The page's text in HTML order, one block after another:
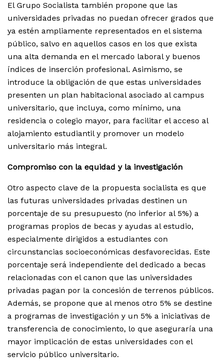
El Grupo Socialista también propone que las
universidades privadas no puedan ofrecer grados que
ya estén ampliamente representados en el sistema
público, salvo en aquellos casos en los que exista
una alta demanda en el mercado laboral y buenos
índices de inserción profesional. Asimismo, se
introduce la obligación de que estas universidades
presenten un plan habitacional asociado al campus
universitario, que incluya, como mínimo, una
residencia o colegio mayor, para facilitar el acceso al
alojamiento estudiantil y promover un modelo
universitario más integral.
Compromiso con la equidad y la investigación
Otro aspecto clave de la propuesta socialista es que
las futuras universidades privadas destinen un
porcentaje de su presupuesto (no inferior al 5%) a
programas propios de becas y ayudas al estudio,
especialmente dirigidos a estudiantes con
circunstancias socioeconómicas desfavorecidas. Este
porcentaje será independiente del dedicado a becas
relacionadas con el canon que las universidades
privadas pagan por la concesión de terrenos públicos.
Además, se propone que al menos otro 5% se destine
a programas de investigación y un 5% a iniciativas de
transferencia de conocimiento, lo que aseguraría una
mayor implicación de estas universidades con el
servicio público universitario.